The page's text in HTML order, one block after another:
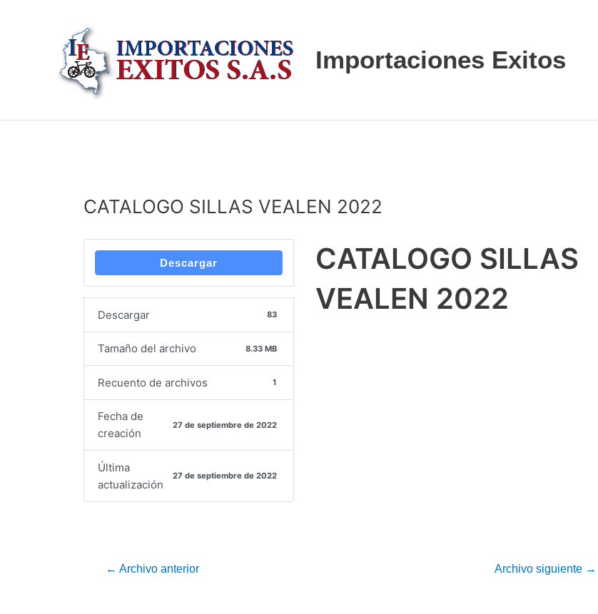
Importaciones Exitos
CATALOGO SILLAS VEALEN 2022
Descargar
Descargar 83
Tamaño del archivo 8.33 MB
Recuento de archivos 1
Fecha de
creación
27 de septiembre de 2022
Última
actualización
27 de septiembre de 2022
CATALOGO SILLAS
VEALEN 2022
de
entradas
← Archivo anterior Archivo siguiente →